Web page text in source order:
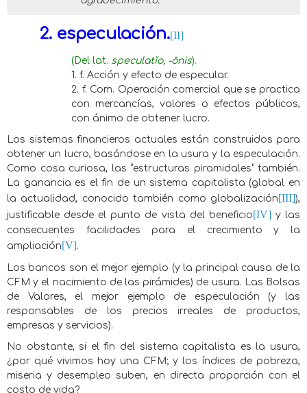
2. especulación.[II]
(Del lat. speculatĭo, -ōnis).
1. f. Acción y efecto de especular.
2. f. Com. Operación comercial que se practica
con mercancías, valores o efectos públicos,
con ánimo de obtener lucro.
Los sistemas financieros actuales están construidos para
obtener un lucro, basándose en la usura y la especulación.
Como cosa curiosa, las “estructuras piramidales” también.
La ganancia es el fin de un sistema capitalista (global en
la actualidad, conocido también como globalización[III]),
justificable desde el punto de vista del beneficio[IV] y las
consecuentes facilidades para el crecimiento y la
ampliación[V].
Los bancos son el mejor ejemplo (y la principal causa de la
CFM y el nacimiento de las pirámides) de usura. Las Bolsas
de Valores, el mejor ejemplo de especulación (y las
responsables de los precios irreales de productos,
empresas y servicios).
No obstante, si el fin del sistema capitalista es la usura,
¿por qué vivimos hoy una CFM; y los índices de pobreza,
miseria y desempleo suben, en directa proporción con el
costo de vida?